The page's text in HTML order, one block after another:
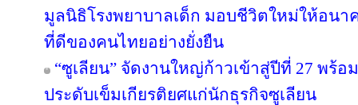
มูลนิธิโรงพยาบาลเด็ก มอบชีวิตใหม่ให้อน
ที่ดีของคนไทยอย่างยั่งยืน
“ซูเลียน” จัดงานใหญ่ก้าวเข้าสู่ปีที่ 27 พร้
ประดับเข็มเกียรติยศแก่นักธุรกิจซูเลียน